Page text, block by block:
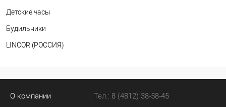
Детские часы
Будильники
LINCOR (РОССИЯ)
О компании Тел.: 8 (4812) 38-58-45